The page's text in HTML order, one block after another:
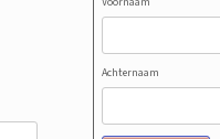
Achternaam